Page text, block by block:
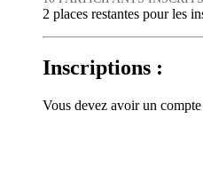
2 places restantes pour les
Inscriptions :
Vous devez avoir un